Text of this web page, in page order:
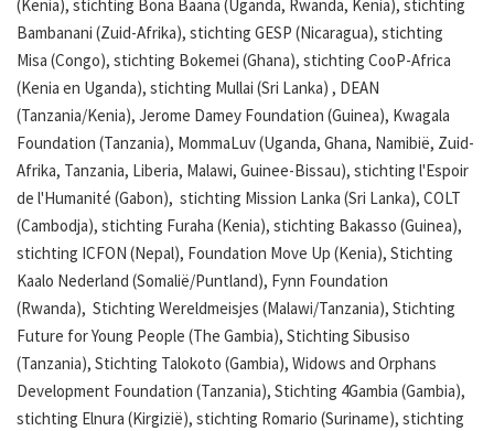
(Kenia), stichting Bona Baana (Uganda, Rwanda, Kenia), stichting
Bambanani (Zuid-Afrika), stichting GESP (Nicaragua), stichting
Misa (Congo), stichting Bokemei (Ghana), stichting CooP-Africa
(Kenia en Uganda), stichting Mullai (Sri Lanka) , DEAN
(Tanzania/Kenia), Jerome Damey Foundation (Guinea), Kwagala
Foundation (Tanzania), MommaLuv (Uganda, Ghana, Namibië, Zuid-
Afrika, Tanzania, Liberia, Malawi, Guinee-Bissau), stichting l'Espoir
de l'Humanité (Gabon), stichting Mission Lanka (Sri Lanka), COLT
(Cambodja), stichting Furaha (Kenia), stichting Bakasso (Guinea),
stichting ICFON (Nepal), Foundation Move Up (Kenia), Stichting
Kaalo Nederland (Somalië/Puntland), Fynn Foundation
(Rwanda), Stichting Wereldmeisjes (Malawi/Tanzania), Stichting
Future for Young People (The Gambia), Stichting Sibusiso
(Tanzania), Stichting Talokoto (Gambia), Widows and Orphans
Development Foundation (Tanzania), Stichting 4Gambia (Gambia),
stichting Elnura (Kirgizië), stichting Romario (Suriname), stichting